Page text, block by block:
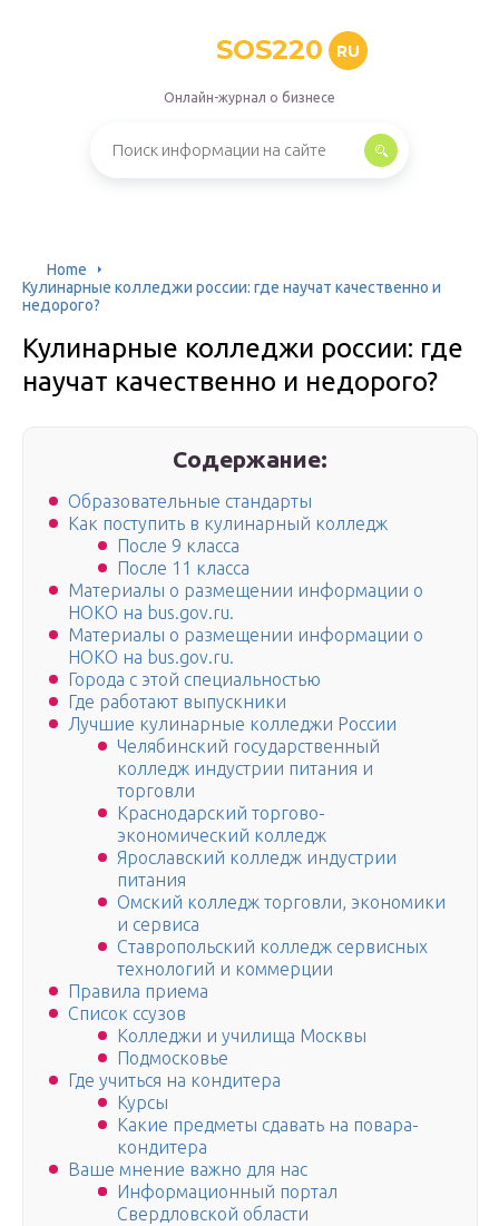
SOS220 RU
Онлайн-журнал о бизнесе
Home
Кулинарные колледжи россии: где научат качественно и
недорого?
Кулинарные колледжи россии: где
научат качественно и недорого?
Содержание:
Образовательные стандарты
Как поступить в кулинарный колледж
После 9 класса
После 11 класса
Материалы о размещении информации о
НОКО на bus.gov.ru.
Материалы о размещении информации о
НОКО на bus.gov.ru.
Города с этой специальностью
Где работают выпускники
Лучшие кулинарные колледжи России
Челябинский государственный
колледж индустрии питания и
торговли
Краснодарский торгово-
экономический колледж
Ярославский колледж индустрии
питания
Омский колледж торговли, экономики
и сервиса
Ставропольский колледж сервисных
технологий и коммерции
Правила приема
Список ссузов
Колледжи и училища Москвы
Подмосковье
Где учиться на кондитера
Курсы
Какие предметы сдавать на повара-
кондитера
Ваше мнение важно для нас
Информационный портал
Свердловской области